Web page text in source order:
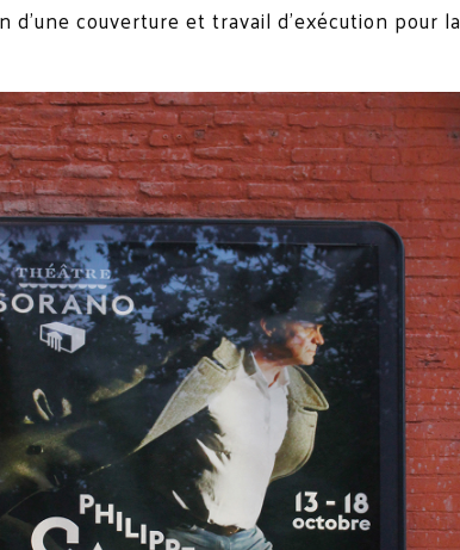
couverture et travail d’exécution pour la